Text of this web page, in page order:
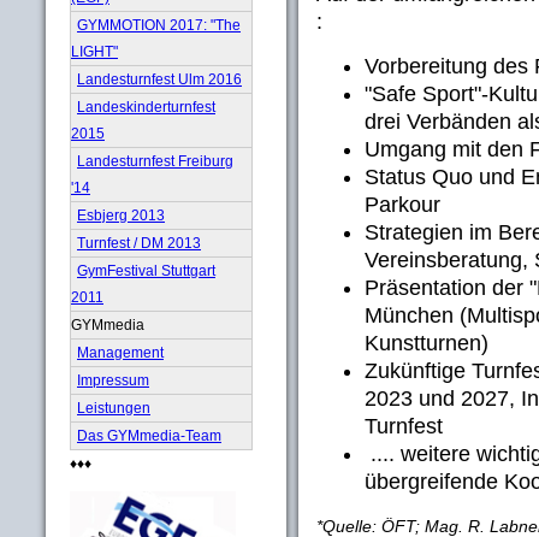
GYMMOTION 2017: "The
LIGHT"
Landesturnfest Ulm 2016
Landeskinderturnfest
2015
Landesturnfest Freiburg
'14
Esbjerg 2013
Turnfest / DM 2013
GymFestival Stuttgart
2011
GYMmedia
Management
Impressum
Leistungen
Das GYMmedia-Team
♦♦♦
:
Vorbereitung des
"Safe Sport"-
drei Verbänden
Umgang mit den
Status Quo und
Parkour
Strategien im
Vereinsberatung,
Präsentation der
München
Kunstturnen)
Zukünftige
2023 und 2027,
Turnfest
.... weitere
übergreifende
*Quelle: ÖFT; Mag. R.